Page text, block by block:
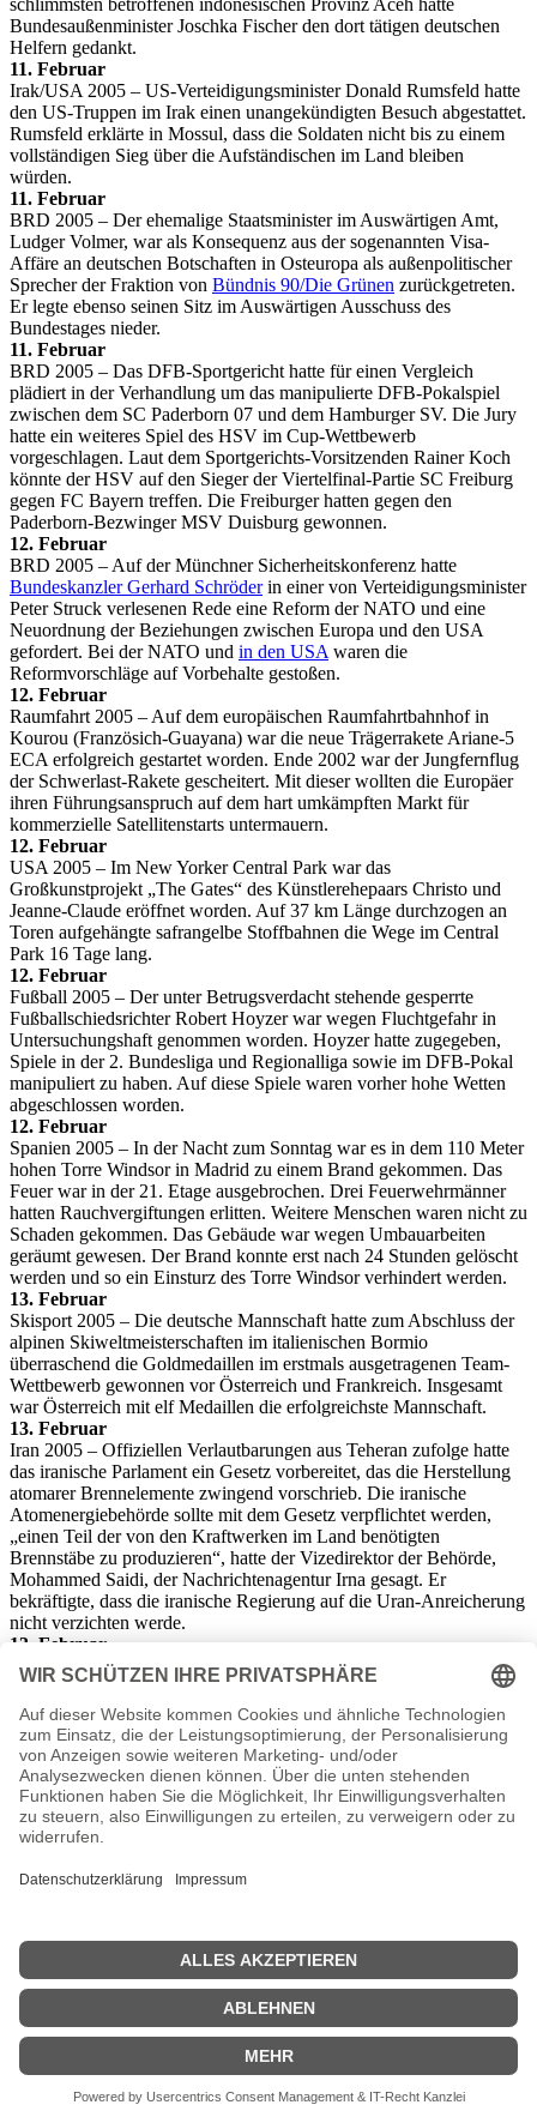
Bundesaußenminister Joschka Fischer den dort tätigen deutschen
Helfern gedankt.
11. Februar
Irak/USA 2005 – US-Verteidigungsminister Donald Rumsfeld hatte
den US-Truppen im Irak einen unangekündigten Besuch abgestattet.
Rumsfeld erklärte in Mossul, dass die Soldaten nicht bis zu einem
vollständigen Sieg über die Aufständischen im Land bleiben
würden.
11. Februar
BRD 2005 – Der ehemalige Staatsminister im Auswärtigen Amt,
Ludger Volmer, war als Konsequenz aus der sogenannten Visa-
Affäre an deutschen Botschaften in Osteuropa als außenpolitischer
Sprecher der Fraktion von Bündnis 90/Die Grünen zurückgetreten.
Er legte ebenso seinen Sitz im Auswärtigen Ausschuss des
Bundestages nieder.
11. Februar
BRD 2005 – Das DFB-Sportgericht hatte für einen Vergleich
plädiert in der Verhandlung um das manipulierte DFB-Pokalspiel
zwischen dem SC Paderborn 07 und dem Hamburger SV. Die Jury
hatte ein weiteres Spiel des HSV im Cup-Wettbewerb
vorgeschlagen. Laut dem Sportgerichts-Vorsitzenden Rainer Koch
könnte der HSV auf den Sieger der Viertelfinal-Partie SC Freiburg
gegen FC Bayern treffen. Die Freiburger hatten gegen den
Paderborn-Bezwinger MSV Duisburg gewonnen.
12. Februar
BRD 2005 – Auf der Münchner Sicherheitskonferenz hatte
Bundeskanzler Gerhard Schröderin einer von Verteidigungsminister
Peter Struck verlesenen Rede eine Reform der NATO und eine
Neuordnung der Beziehungen zwischen Europa und den USA
gefordert. Bei der NATO und in den USA waren die
Reformvorschläge auf Vorbehalte gestoßen.
12. Februar
Raumfahrt 2005 – Auf dem europäischen Raumfahrtbahnhof in
Kourou (Französich-Guayana) war die neue Trägerrakete Ariane-5
ECA erfolgreich gestartet worden. Ende 2002 war der Jungfernflug
der Schwerlast-Rakete gescheitert. Mit dieser wollten die Europäer
ihren Führungsanspruch auf dem hart umkämpften Markt für
kommerzielle Satellitenstarts untermauern.
12. Februar
USA 2005 – Im New Yorker Central Park war das
Großkunstprojekt „The Gates“ des Künstlerehepaars Christo und
Jeanne-Claude eröffnet worden. Auf 37 km Länge durchzogen an
Toren aufgehängte safrangelbe Stoffbahnen die Wege im Central
Park 16 Tage lang.
12. Februar
Fußball 2005 – Der unter Betrugsverdacht stehende gesperrte
Fußballschiedsrichter Robert Hoyzer war wegen Fluchtgefahr in
Untersuchungshaft genommen worden. Hoyzer hatte zugegeben,
Spiele in der 2. Bundesliga und Regionalliga sowie im DFB-Pokal
manipuliert zu haben. Auf diese Spiele waren vorher hohe Wetten
abgeschlossen worden.
12. Februar
Spanien 2005 – In der Nacht zum Sonntag war es in dem 110 Meter
hohen Torre Windsor in Madrid zu einem Brand gekommen. Das
Feuer war in der 21. Etage ausgebrochen. Drei Feuerwehrmänner
hatten Rauchvergiftungen erlitten. Weitere Menschen waren nicht zu
Schaden gekommen. Das Gebäude war wegen Umbauarbeiten
geräumt gewesen. Der Brand konnte erst nach 24 Stunden gelöscht
werden und so ein Einsturz des Torre Windsor verhindert werden.
13. Februar
Skisport 2005 – Die deutsche Mannschaft hatte zum Abschluss der
alpinen Skiweltmeisterschaften im italienischen Bormio
überraschend die Goldmedaillen im erstmals ausgetragenen Team-
Wettbewerb gewonnen vor Österreich und Frankreich. Insgesamt
war Österreich mit elf Medaillen die erfolgreichste Mannschaft.
13. Februar
Iran 2005 – Offiziellen Verlautbarungen aus Teheran zufolge hatte
das iranische Parlament ein Gesetz vorbereitet, das die Herstellung
atomarer Brennelemente zwingend vorschrieb. Die iranische
Atomenergiebehörde sollte mit dem Gesetz verpflichtet werden,
„einen Teil der von den Kraftwerken im Land benötigten
Brennstäbe zu produzieren“, hatte der Vizedirektor der Behörde,
Mohammed Saidi, der Nachrichtenagentur Irna gesagt. Er
bekräftigte, dass die iranische Regierung auf die Uran-Anreicherung
nicht verzichten werde.
13. Februar
Dresden 2005 – In Dresden hatte mehr als 50.000 Menschen des 60.
Jahrestages der Bombardierung der Stadt durch die britische und
US-amerikanische Luftwaffe am 13./14. Februar 1945 gedacht.
Zum Gedenken fanden Kranzniederlegungen und Gottesdienste
statt.
13. Februar
USA 2005 – Einem Zeitungsbericht der „Washington Post“ zufolge
hatten die USA imIranim vergangenen Jahr mehrfach unbemannte
Flugzeuge zum Auskundschaften der iranischen Atomanlagen und
Video- und Fotoapparate sowie Luftfilter Spionagematerial
14. Februar
BRD 2005 – BundesaußenministerJoschka Fischer
„Visa-Affäre“ um den Missbrauch von Einreisedokumenten an den
deutschen Botschaften in Osteuropa erstmals Versäumnisse
eingeräumt und politische Verantwortung übernommen. Er hatte
zugleich darauf verwiesen, dass die jetzt umstrittenen
Reiseschutzpässe und Reisebüro-Verfahren schon unter der
Vorgängerregieung aus CDU/FDP eingeführt worden waren.